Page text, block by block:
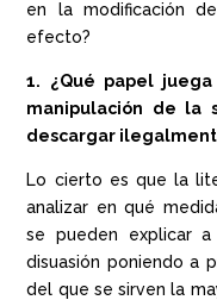
en la modificación
efecto?
1. ¿Qué papel
manipulación de la
descargar
Lo cierto es que la
analizar en qué
se pueden explicar
disuasión poniendo a
del que se sirven la